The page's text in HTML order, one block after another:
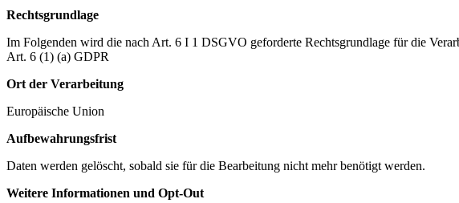
Rechtsgrundlage
Im Folgenden wird die nach Art. 6 I 1 DSGVO geforderte Rechtsgrundlage für die
Art. 6 (1) (a) GDPR
Ort der Verarbeitung
Europäische Union
Aufbewahrungsfrist
Daten werden gelöscht, sobald sie für die Bearbeitung nicht mehr benötigt werden.
Weitere Informationen und Opt-Out